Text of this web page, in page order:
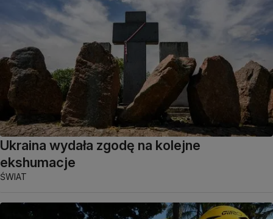
Ukraina wydała zgodę na kolejne
ekshumacje
ŚWIAT